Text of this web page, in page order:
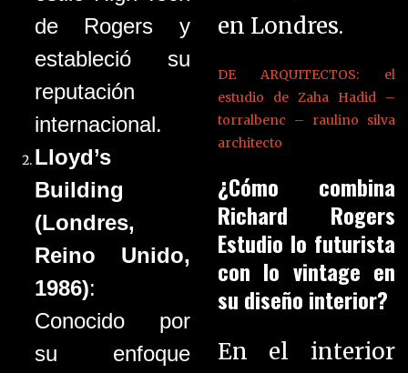
de Rogers y
estableció su
reputación
internacional.
Lloyd’s
Building
(Londres,
Reino Unido,
1986):
Conocido por
su enfoque
en Londres.
DE ARQUITECTOS: el
estudio de Zaha Hadid –
torralbenc – raulino silva
architecto
¿Cómo combina
Richard Rogers
Estudio lo futurista
con lo vintage en
su diseño interior?
En el interior